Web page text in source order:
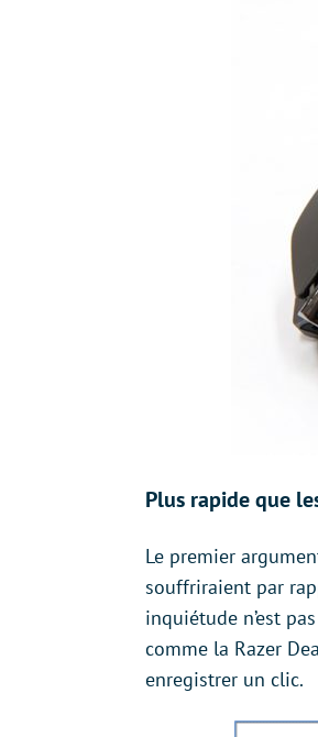
Plus rapide que
Le premier
souffriraient par
inquiétude n’est
comme la Razer
enregistrer un clic.